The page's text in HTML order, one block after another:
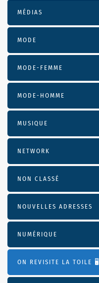
MÉDIAS
MODE
MODE-FEMME
MODE-HOMME
MUSIQUE
NETWORK
NON CLASSÉ
NOUVELLES ADRESSES
NUMÉRIQUE
ON REVISITE LA TOILE 🖥️